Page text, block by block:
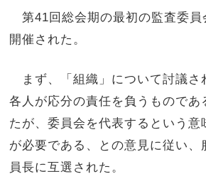
第41回総会期の最初の監査委員
開催された。
まず、「組織」について討議さ
各人が応分の責任を負うものであ
たが、委員会を代表するという意
が必要である、との意見に従い、
員長に互選された。